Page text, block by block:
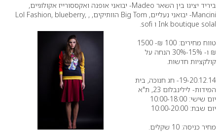
ביריד יציגו בין השאר Madeo- יבואני אופנה ואקססורייז אקולוגיים,
Mancini- יבואני נעליים, Big Tom הוותיקים, Lol Fashion, blueberry, ,
Ink boutique solal ו sofi.
טווח מחירים: 100 ₪- 1500
₪ ו- 15%-30% הנחה על
קולקציות חדשות.
19-20.12.14- חג חנוכה, בית
המידות- לילינבלום 23, ת"א
יום שישי: 10:00-18:00
יום שבת: 10:00-20:00
מחיר כניסה: 10 שקלים.